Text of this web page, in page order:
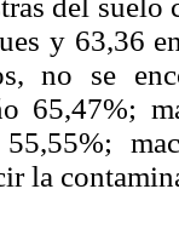
del suelo
y 63,36
no se
65,47%;
55,55%;
la